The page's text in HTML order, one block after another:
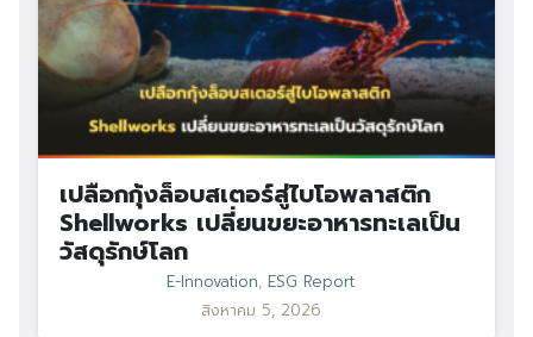
เปลือกกุ้งล็อบสเตอร์สู่ไบโอพลาสติก
Shellworks เปลี่ยนขยะอาหารทะเลเป็น
วัสดุรักษ์โลก
E-Innovation, ESG Report
สิงหาคม 5, 2026